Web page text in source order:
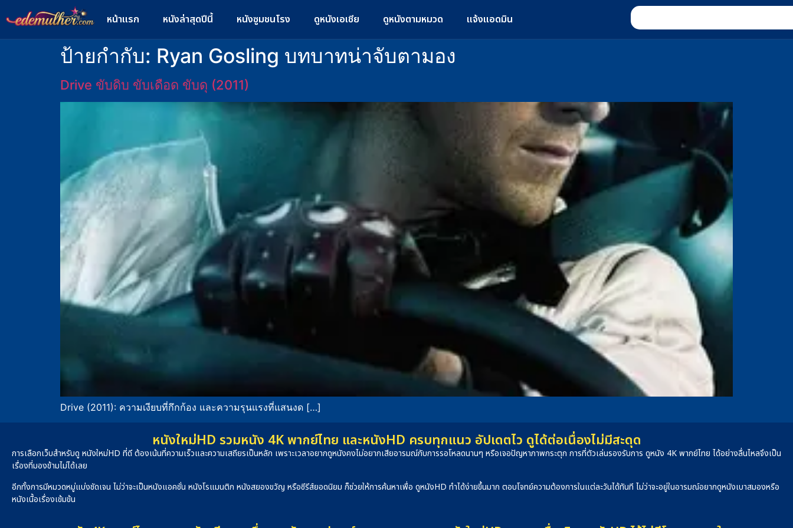
หน้าแรก หนังล่าสุดปีนี้ หนังซูมชนโรง ดูหนังเอเชีย ดูหนังตามหมวด แจ้งแอดมิน
ป้ายกำกับ: Ryan Gosling บทบาทน่าจับตามอง
Drive ขับดิบ ขับเดือด ขับดุ (2011)
Drive (2011): ความเงียบที่กึกก้อง และความรุนแรงที่แสนงด […]
หนังใหม่HD รวมหนัง 4K พากย์ไทย และหนังHD ครบทุกแนว อัปเดตไว ดูได้ต่อเนื่องไม่มีสะดุด
การเลือกเว็บสำหรับดู หนังใหม่HD ที่ดี ต้องเน้นที่ความเร็วและความเสถียรเป็นหลัก เพราะเวลาอยากดูหนังคงไม่อยากเสียอารมณ์กับการรอโหลดนานๆ หรือเจอปัญหาภาพกระตุก การที่ตัวเล่นรองรับการ ดูหนัง 4K พากย์ไทย ได้อย่างลื่นไหลจึงเป็น
เรื่องที่มองข้ามไม่ได้เลย
อีกทั้งการมีหมวดหมู่แบ่งชัดเจน ไม่ว่าจะเป็นหนังแอคชั่น หนังโรแมนติก หนังสยองขวัญ หรือซีรีส์ยอดนิยม ก็ช่วยให้การค้นหาเพื่อ ดูหนังHD ทำได้ง่ายขึ้นมาก ตอบโจทย์ความต้องการในแต่ละวันได้ทันที ไม่ว่าจะอยู่ในอารมณ์อยากดูหนังเบาสมองหรือ
หนังเนื้อเรื่องเข้มข้น